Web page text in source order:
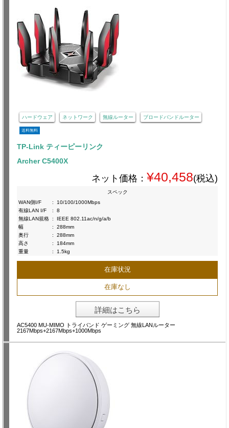
ハードウェア ネットワーク 無線ルーター ブロードバンドルーター
送料無料
TP-Link ティーピーリンク
Archer C5400X
ネット価格： ¥40,458(税込)
スペック
WAN側I/F
:
10/100/1000Mbps
有線LAN I/F
:
8
無線LAN規格 :
IEEE 802.11ac/n/g/a/b
幅
:
288mm
奥行
:
288mm
高さ
:
184mm
重量
: 1.5kg
在庫状況
在庫なし
詳細はこちら
AC5400 MU-MIMO トライバンド ゲーミング 無線LANルーター
2167Mbps+2167Mbps+1000Mbps